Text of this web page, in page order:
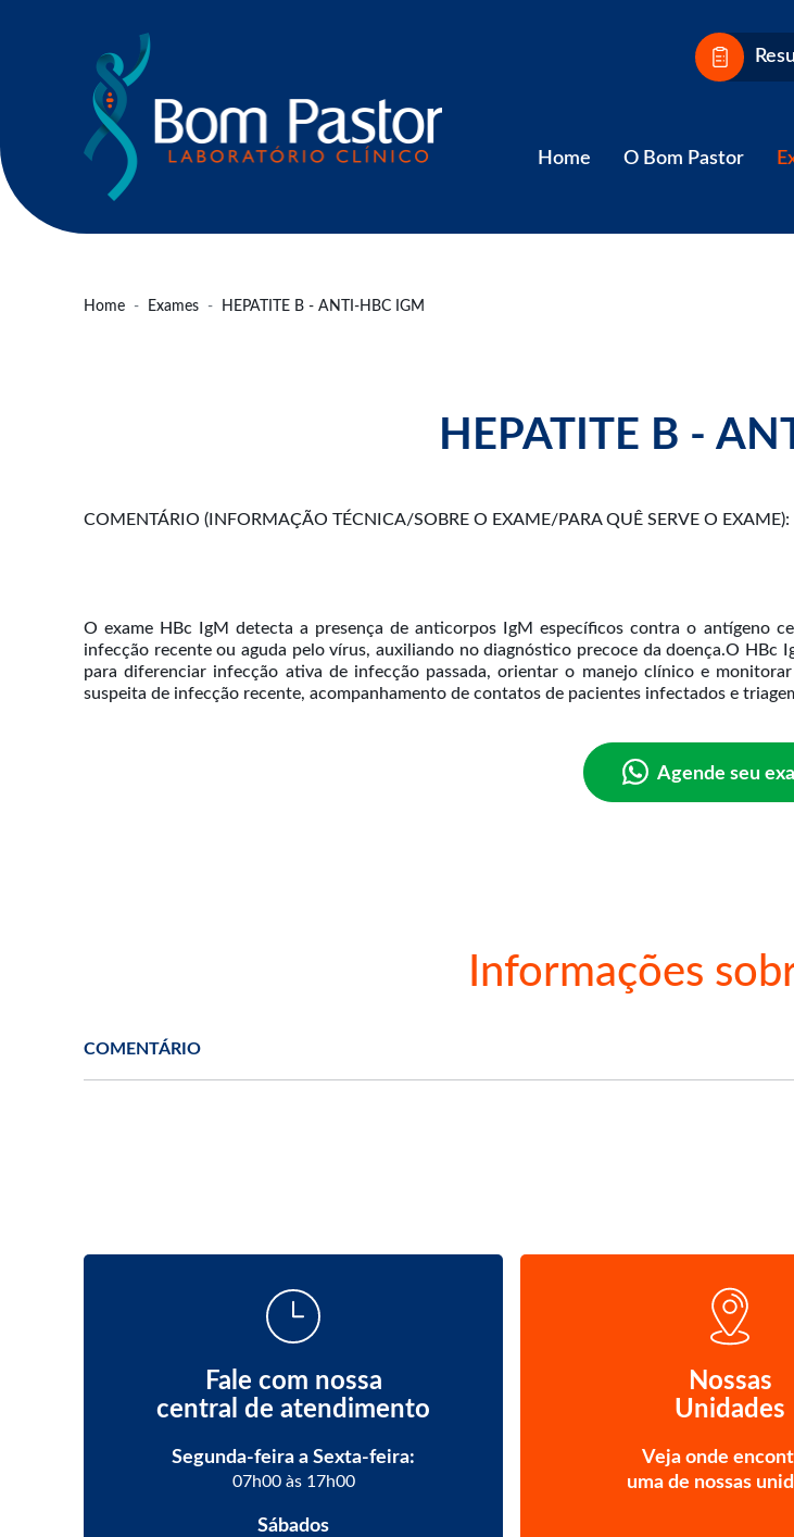
Home O Bom Pastor
Home Exames HEPATITE B - ANTI-HBC IGM
HEPATITE B -
COMENTÁRIO (INFORMAÇÃO TÉCNICA/SOBRE O EXAME/PARA QUÊ SERVE O EXAME):
O exame HBc IgM detecta a presença de anticorpos IgM específicos contra o antígeno
infecção recente ou aguda pelo vírus, auxiliando no diagnóstico precoce da doença.O
para diferenciar infecção ativa de infecção passada, orientar o manejo clínico e
Agende seu
Informações
COMENTÁRIO
Fale com nossa
central de atendimento
Segunda-feira a Sexta-feira:
07h00 às 17h00
Sábados
Nossas
Unidades
Veja onde
uma de nossas